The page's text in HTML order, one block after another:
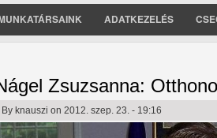
ADATKEZELÉS
Zsuzsanna:
By knauszi on 2012. szep. 23. - 19:16